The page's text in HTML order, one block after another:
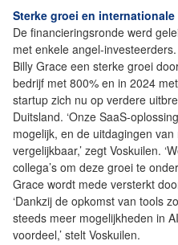
Sterke groei en
De financieringsronde werd
met enkele angel-
Billy Grace een sterke groei
bedrijf met 800% en in 2024
startup zich nu op verdere
Duitsland. ‘Onze SaaS-
mogelijk, en de uitdagingen
vergelijkbaar,’ zegt Voskuilen.
collega’s om deze groei te
Grace wordt mede versterkt
‘Dankzij de opkomst van tools
steeds meer mogelijkheden in
voordeel,’ stelt Voskuilen.